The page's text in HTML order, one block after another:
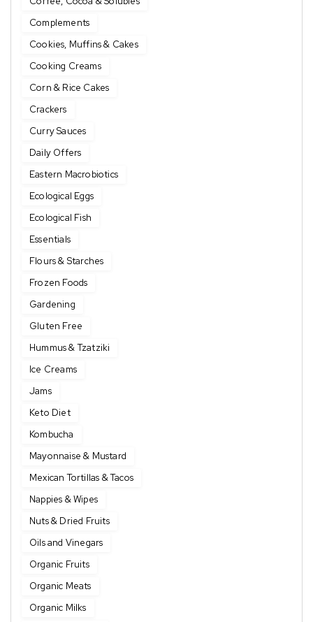
Complements
Cookies, Muffins & Cakes
Cooking Creams
Corn & Rice Cakes
Crackers
Curry Sauces
Daily Offers
Eastern Macrobiotics
Ecological Eggs
Ecological Fish
Essentials
Flours & Starches
Frozen Foods
Gardening
Gluten Free
Hummus & Tzatziki
Ice Creams
Jams
Keto Diet
Kombucha
Mayonnaise & Mustard
Mexican Tortillas & Tacos
Nappies & Wipes
Nuts & Dried Fruits
Oils and Vinegars
Organic Fruits
Organic Meats
Organic Milks